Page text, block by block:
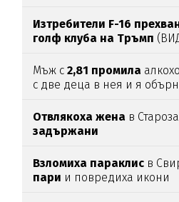
Изтребители F-16
голф клуба на Тръмп
Мъж с2,81 промила
с две деца в нея и я
Отвлякоха жена в
задържани
Взломиха параклис в
пари и повредиха икони